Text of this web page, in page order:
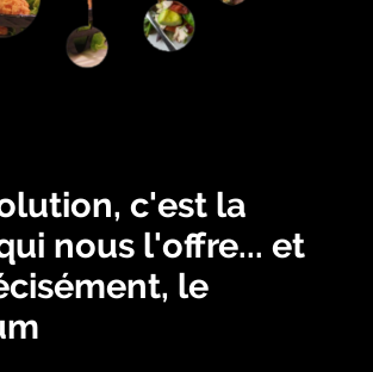
c'est la
nous l'offre... et
le